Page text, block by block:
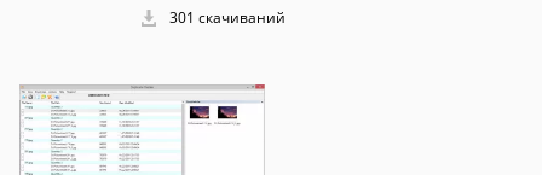
301 скачиваний